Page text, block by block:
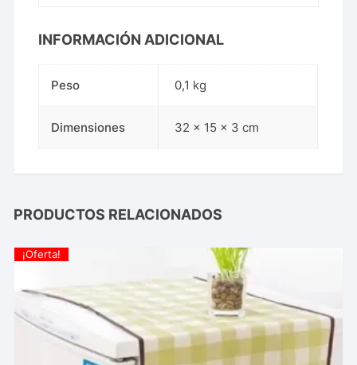
INFORMACIÓN ADICIONAL
Peso 0,1 kg
Dimensiones 32 × 15 × 3 cm
PRODUCTOS RELACIONADOS
¡Oferta!